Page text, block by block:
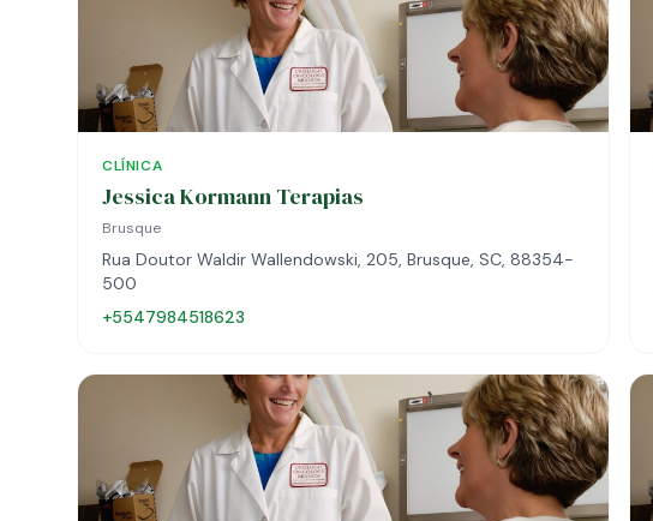
CLÍNICA
Jessica Kormann Terapias
Brusque
Rua Doutor Waldir Wallendowski, 205, Brusque, SC, 88354-
500
+5547984518623